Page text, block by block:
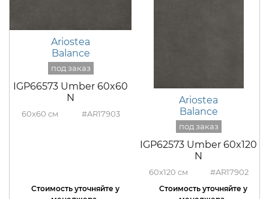
Ariostea
Balance
IGP66573 Umber 60x60
N
60x60 #AR17903
Ariostea
Balance
IGP62573 Umber 60x120
N
60x120 #AR17902